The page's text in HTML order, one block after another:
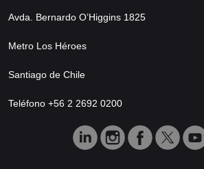
Avda. Bernardo O’Higgins 1825
Metro Los Héroes
Santiago de Chile
Teléfono +56 2 2692 0200